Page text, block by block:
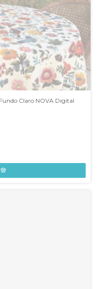
Claro NOVA Digital